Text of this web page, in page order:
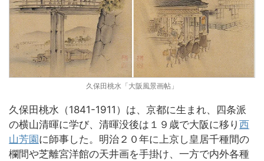
久保田桃水「大阪風景画帖」
久保田桃水（1841-1911）は、京都に生まれ、四条派
の横山清暉に学び、清暉没後は１９歳で大阪に移り 西
山芳園に師事した。明治２０年に上京し皇居千種間の
欄間や芝離宮洋館の天井画を手掛け、一方で内外各種